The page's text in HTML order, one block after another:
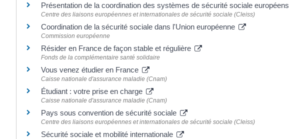
Présentation de la coordination des systèmes de sécurité sociale européens
Centre des liaisons européennes et internationales de sécurité sociale (Cleiss)
Coordination de la sécurité sociale dans l'Union européenne
Commission européenne
Résider en France de façon stable et régulière
Fonds de la complémentaire santé solidaire
Vous venez étudier en France
Caisse nationale d'assurance maladie (Cnam)
Étudiant : votre prise en charge
Caisse nationale d'assurance maladie (Cnam)
Pays sous convention de sécurité sociale
Centre des liaisons européennes et internationales de sécurité sociale (Cleiss)
Sécurité sociale et mobilité internationale